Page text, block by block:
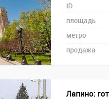
ID
площадь
метро
продажа
Лапино: